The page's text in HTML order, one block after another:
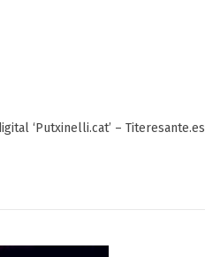
‘Putxinelli.cat’ – Titeresante.es